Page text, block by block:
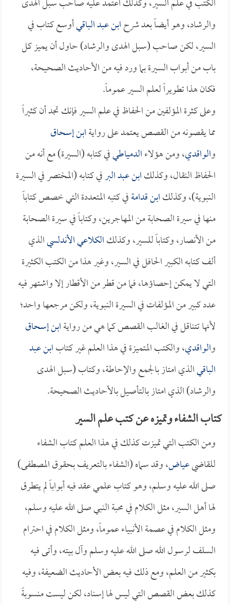
والرشاد، وهو أيضاً بعد شرحابن عبد الباقيأوسع كتاب في
السير، لكن صاحب (سبل الهدى والرشاد) حاول أن يميز كل
باب من أبواب السيرة بما ورد فيه من الأحاديث الصحيحة،
فكان هذا تطويراً لعلم السير عموماً.
وعلى كثرة المؤلفين من الحفاظ في علم السير فإنك تجد أن كثيراً
مما يقصونه من القصص يعتمد على روايةابن إسحاق
والواقدي، ومن هؤلاءالدمياطيفي كتابه (السيرة) مع أنه من
الحفاظ النقال، وكذلكابن عبد البرفي كتابه (المختصر في السيرة
النبوية)، وكذلكابن قدامةفي كتبه المتعددة التي خصص كتاباً
منها في سيرة الصحابة من المهاجرين، وكتاباً في سيرة الصحابة
من الأنصار، وكتاباً للسير، وكذلكالكلاعي الأندلسيالذي
ألف كتابه الكبير الحافل في السير، وغير هذا من الكتب الكثيرة
التي لا يمكن إحصاؤها، فما من قطر من الأقطار إلا واشتهر فيه
عدد كبير من المؤلفات في السيرة النبوية، ولكن مرجعها واحد؛
لأنها تتناقل في الغالب القصص كما هي من روايةابن إسحاق
والواقدي، والكتب المتميزة في هذا العلم غير كتابابن عبد
الباقيالذي امتاز بالجمع والإحاطة، وكتاب (سبل الهدى
والرشاد) الذي امتاز بالتأصيل بالأحاديث الصحيحة.
كتاب الشفاء وتميزه عن كتب علم السير
ومن الكتب التي تميزت كذلك في هذا العلم كتاب الشفاء
للقاضيعياض، وقد سماه (الشفاء بالتعريف بحقوق المصطفى)
صلى الله عليه وسلم، وهو كتاب علمي عقد فيه أبواباً لم يتطرق
لها أهل السير، مثل الكلام في محبة النبي صلى الله عليه وسلم،
ومثل الكلام في عصمة الأنبياء عموماً، ومثل الكلام في احترام
السلف لرسول الله صلى الله عليه وسلم وآل بيته، وأتى فيه
بكثير من العلم، ومع ذلك فيه بعض الأحاديث الضعيفة، وفيه
كذلك بعض القصص التي ليس لها إسناد، لكن ليست منسوبةً